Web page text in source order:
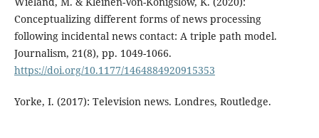
Conceptualizing different forms of news processing
following incidental news contact: A triple path model.
Journalism, 21(8), pp. 1049-1066.
https://doi.org/10.1177/1464884920915353
Yorke, I. (2017): Television news. Londres, Routledge.